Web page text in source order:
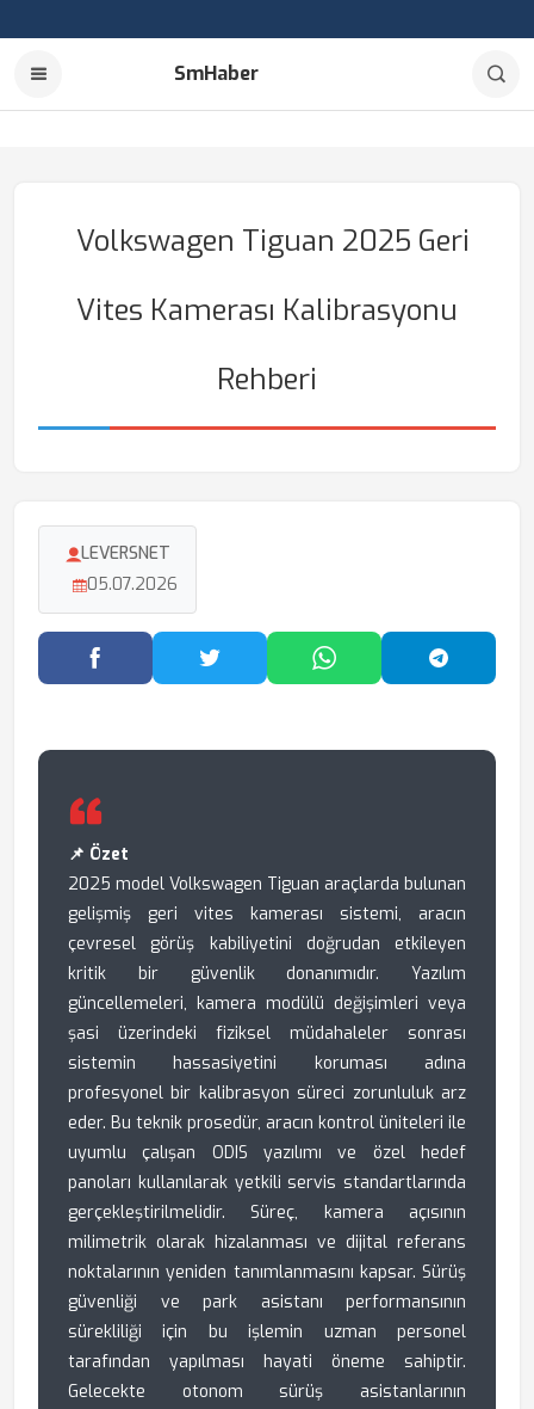
SmHaber
Volkswagen Tiguan 2025 Geri
Vites Kamerası Kalibrasyonu
Rehberi
LEVERSNET
05.07.2026
Facebook'ta PaylaşTwitter'da PaylaşWhatsApp'ta Paylaş
📌 Özet
2025 model Volkswagen Tiguan araçlarda bulunan
gelişmiş geri vites kamerası sistemi, aracın
çevresel görüş kabiliyetini doğrudan etkileyen
kritik bir güvenlik donanımıdır. Yazılım
güncellemeleri, kamera modülü değişimleri veya
şasi üzerindeki fiziksel müdahaleler sonrası
sistemin hassasiyetini koruması adına
profesyonel bir kalibrasyon süreci zorunluluk arz
eder. Bu teknik prosedür, aracın kontrol üniteleri ile
uyumlu çalışan ODIS yazılımı ve özel hedef
panoları kullanılarak yetkili servis standartlarında
gerçekleştirilmelidir. Süreç, kamera açısının
milimetrik olarak hizalanması ve dijital referans
noktalarının yeniden tanımlanmasını kapsar. Sürüş
güvenliği ve park asistanı performansının
sürekliliği için bu işlemin uzman personel
tarafından yapılması hayati öneme sahiptir.
Gelecekte otonom sürüş asistanlarının